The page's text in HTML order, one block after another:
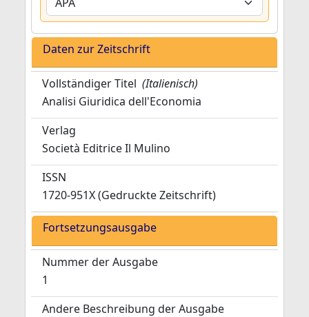
Daten zur Zeitschrift
Vollständiger Titel (Italienisch)
Analisi Giuridica dell'Economia
Verlag
Società Editrice Il Mulino
ISSN
1720-951X (Gedruckte Zeitschrift)
Fortsetzungsausgabe
Nummer der Ausgabe
1
Andere Beschreibung der Ausgabe